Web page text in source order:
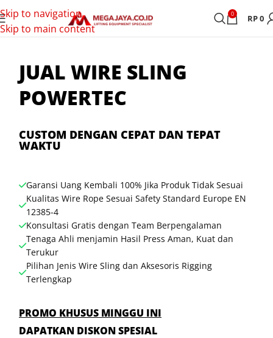
Skip to navigation
Skip to main content
0 RP0
JUAL WIRE SLING
POWERTEC
CUSTOM DENGAN CEPAT DAN TEPAT
WAKTU
Garansi Uang Kembali 100% Jika Produk Tidak Sesuai
Kualitas Wire Rope Sesuai Safety Standard Europe EN
12385-4
Konsultasi Gratis dengan Team Berpengalaman
Tenaga Ahli menjamin Hasil Press Aman, Kuat dan
Terukur
Pilihan Jenis Wire Sling dan Aksesoris Rigging
Terlengkap
PROMO KHUSUS MINGGU INI
DAPATKAN DISKON SPESIAL